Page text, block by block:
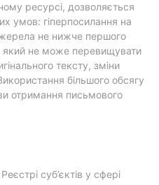
ресурсі, дозволяється
умов: гіперпосилання на
не нижче першого
який не може перевищувати
тексту, зміни
більшого обсягу
отримання письмового
суб’єктів у сфері